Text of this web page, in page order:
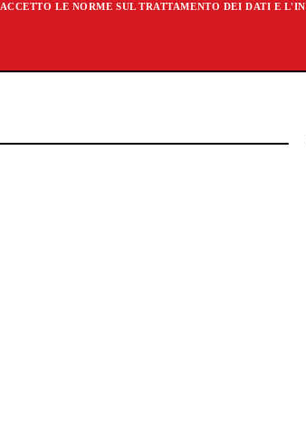
ACCETTO LE NORME SUL TRATTAMENTO DEI DATI E